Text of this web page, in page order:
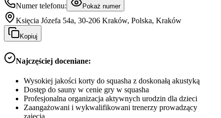
Numer telefonu: Pokaż numer
Księcia Józefa 54a, 30-206 Kraków, Polska, Kraków
Kopiuj
Najczęściej doceniane:
Wysokiej jakości korty do squasha z doskonałą akustyką
Dostęp do sauny w cenie gry w squasha
Profesjonalna organizacja aktywnych urodzin dla dzieci
Zaangażowani i wykwalifikowani trenerzy prowadzący
zajęcia